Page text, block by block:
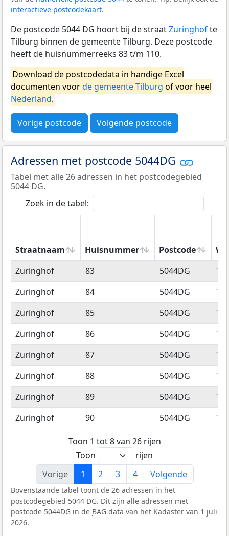
interactieve postcodekaart.
De postcode 5044 DG hoort bij de straatZuringhofte
Tilburg binnen de gemeente Tilburg. Deze postcode
heeft de huisnummerreeks 83 t/m 110.
Download de postcodedata in handige Excel
documenten voorde gemeente Tilburg of voor heel
Nederland.
Vorige postcode Volgende postcode
Adressen met postcode 5044DG
Tabel met alle 26 adressen in het postcodegebied
5044 DG.
Zoek in de tabel:
Straatnaam Huisnummer Postcode
Straatnaam
Huisnummer Postcode
Zuringhof 83 5044DG
Zuringhof
84 5044DG
Zuringhof
85 5044DG
Zuringhof
86 5044DG
Zuringhof
87 5044DG
Zuringhof
88 5044DG
Zuringhof
89 5044DG
Zuringhof
90 5044DG
Toon 1 tot 8 van 26 rijen
Toon
rijen
Vorige
1 2 3 4 Volgende
Bovenstaande tabel toont de 26 adressen in het
postcodegebied 5044 DG. Dit zijn alle adressen met
postcode 5044DG in de BAG data van het Kadaster van 1 juli
2026.